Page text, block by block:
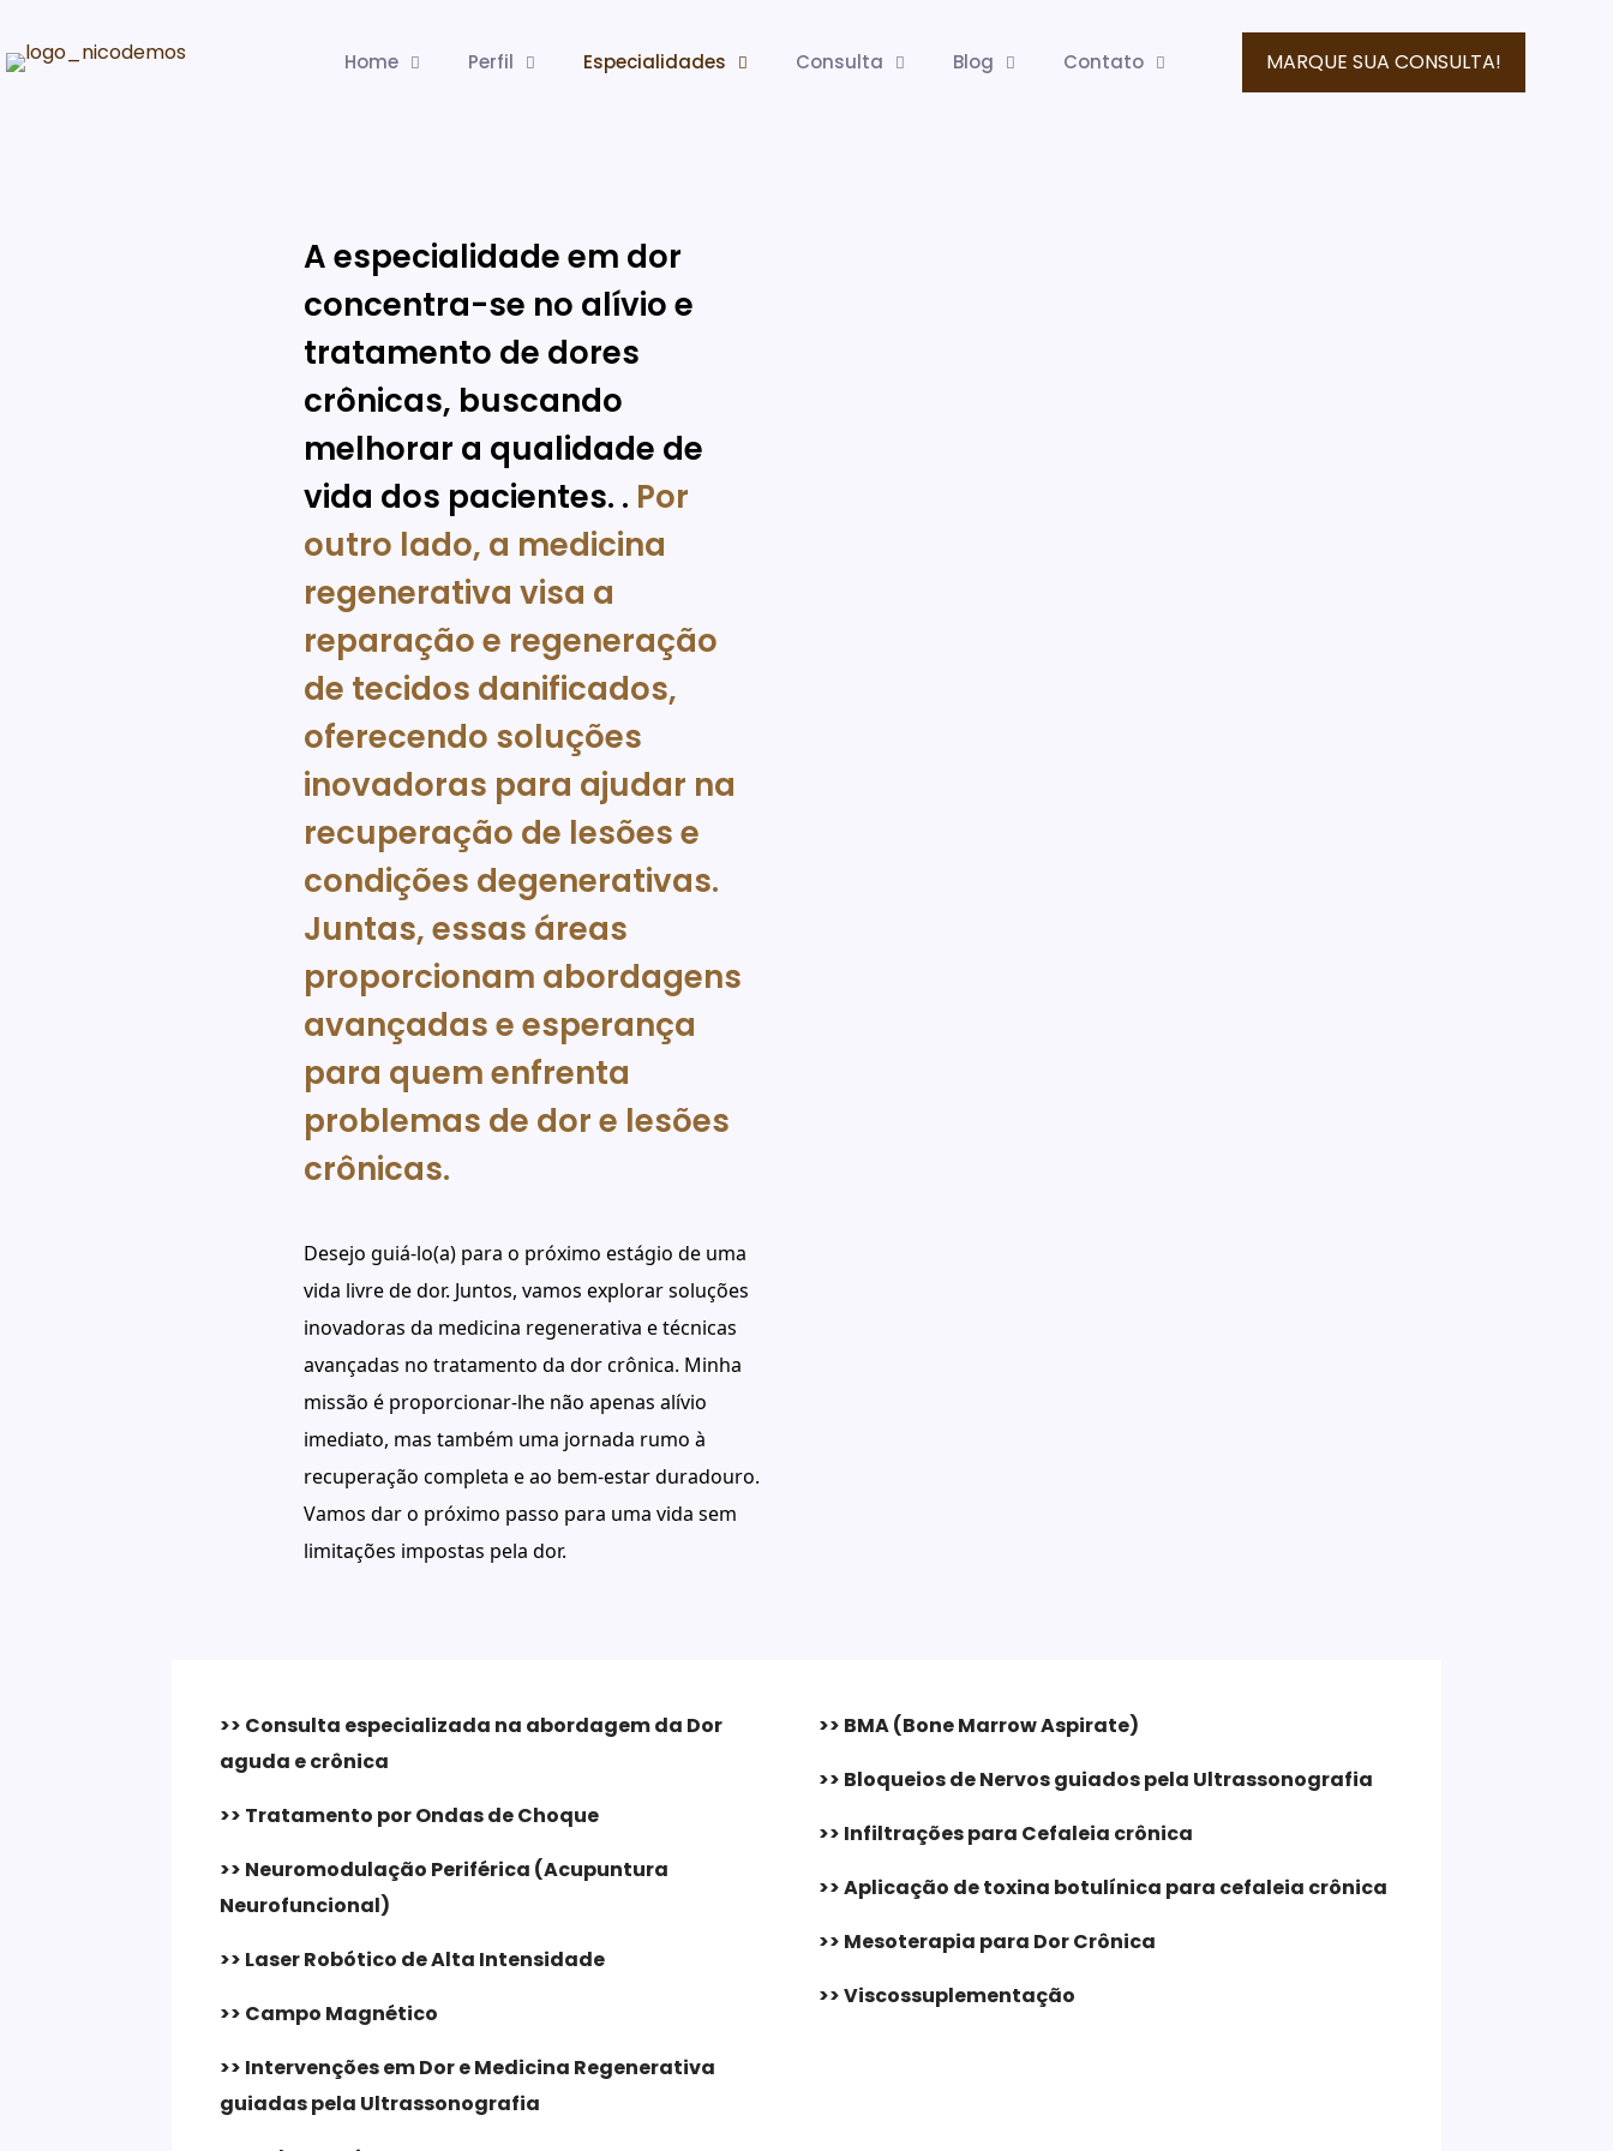
Home Perfil Especialidades Consulta Blog Contato MARQUE SUA CONSULTA!
A especialidade em dor
concentra-se no alívio e
tratamento de dores
crônicas, buscando
melhorar a qualidade de
vida dos pacientes. . Por
outro lado, a medicina
regenerativa visa a
reparação e regeneração
de tecidos danificados,
oferecendo soluções
inovadoras para ajudar na
recuperação de lesões e
condições degenerativas.
Juntas, essas áreas
proporcionam abordagens
avançadas e esperança
para quem enfrenta
problemas de dor e lesões
crônicas.
Desejo guiá-lo(a) para o próximo estágio de uma
vida livre de dor. Juntos, vamos explorar soluções
inovadoras da medicina regenerativa e técnicas
avançadas no tratamento da dor crônica. Minha
missão é proporcionar-lhe não apenas alívio
imediato, mas também uma jornada rumo à
recuperação completa e ao bem-estar duradouro.
Vamos dar o próximo passo para uma vida sem
limitações impostas pela dor.
>> Consulta especializada na abordagem da Dor
aguda e crônica
>> Tratamento por Ondas de Choque
>> Neuromodulação Periférica (Acupuntura
Neurofuncional)
>> Laser Robótico de Alta Intensidade
>> Campo Magnético
>> Intervenções em Dor e Medicina Regenerativa
guiadas pela Ultrassonografia
>> BMA (Bone Marrow Aspirate)
>> Bloqueios de Nervos guiados pela Ultrassonografia
>> Infiltrações para Cefaleia crônica
>> Aplicação de toxina botulínica para cefaleia crônica
>> Mesoterapia para Dor Crônica
>> Viscossuplementação